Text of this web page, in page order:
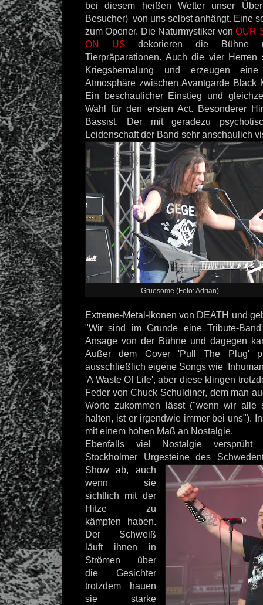
bei diesem heißen Wetter unser
Besucher) von uns selbst anhängt. Eine
zum Opener. Die Naturmystiker vonOUR
ON USdekorieren die Bühne
Tierpräparationen. Auch die vier Herren
Kriegsbemalung und erzeugen
Atmosphäre zwischen Avantgarde Black
Ein beschaulicher Einstieg und
Wahl für den ersten Act. Besonderer
Bassist. Der mit geradezu
Leidenschaft der Band sehr anschaulich
Gruesome (Foto: Adrian)
Extreme-Metal-Ikonen von DEATH und
"Wir sind im Grunde eine Tribute-
Ansage von der Bühne und dagegen
Außer dem Cover 'Pull The Plug'
ausschließlich eigene Songs wie
'A Waste Of Life', aber diese klingen
Feder von Chuck Schuldiner, dem man
Worte zukommen lässt ("wenn wir alle
halten, ist er irgendwie immer bei uns").
mit einem hohen Maß an Nostalgie.
Ebenfalls viel Nostalgie
Stockholmer Urgesteine des
Show ab, auch
wenn sie
sichtlich mit der
Hitze zu
kämpfen haben.
Der Schweiß
läuft ihnen in
Strömen über
die Gesichter
trotzdem hauen
sie starke